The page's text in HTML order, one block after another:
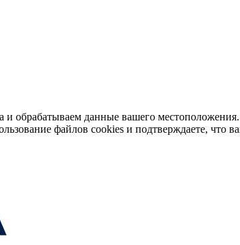
и обрабатываем данные вашего местоположения.
файлов cookies и подтверждаете, что